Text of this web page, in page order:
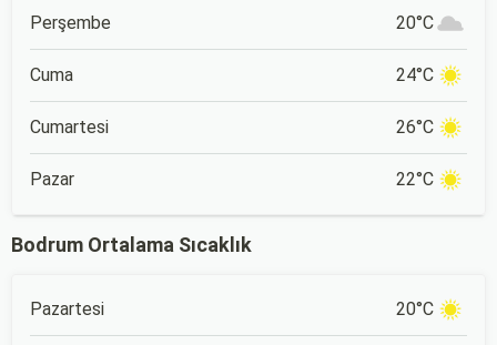
Perşembe 20°C
Cuma 24°C
Cumartesi 26°C
Pazar 22°C
Bodrum Ortalama Sıcaklık
Pazartesi 20°C